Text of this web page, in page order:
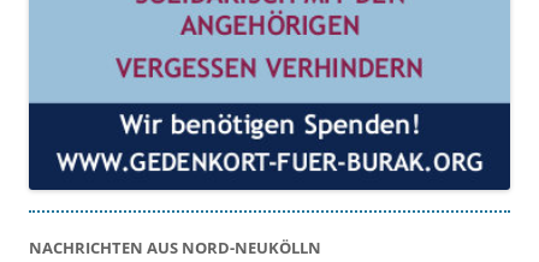
NACHRICHTEN AUS NORD-NEUKÖLLN